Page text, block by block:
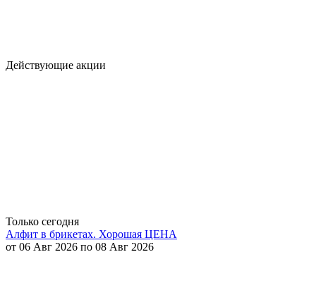
Действующие акции
Только сегодня
Алфит в брикетах. Хорошая ЦЕНА
от 06 Авг 2026 по 08 Авг 2026